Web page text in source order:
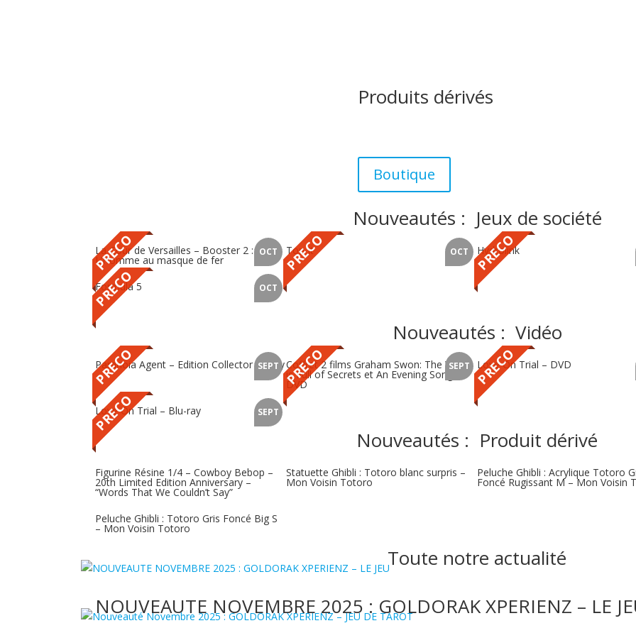
Produits dérivés
Boutique
Nouveautés : Jeux de société
La Cour de Versailles – Booster 2 :
L’Homme au masque de fer
PRECO OCT Top It
PRECO OCT Hydrolink
PRECO
Formula 5
PRECO OCT
Nouveautés : Vidéo
Paranoia Agent – Edition Collector Bluray
PRECO SEPT Coffret 2 films Graham Swon: The World
is Full of Secrets et An Evening Song –
DVD
PRECO SEPT Love On Trial – DVD
PRECO
Love On Trial – Blu-ray
PRECO SEPT
Nouveautés : Produit dérivé
Figurine Résine 1/4 – Cowboy Bebop –
20th Limited Edition Anniversary –
“Words That We Couldn’t Say”
Statuette Ghibli : Totoro blanc surpris –
Mon Voisin Totoro
Peluche Ghibli : Acrylique Totoro
Foncé Rugissant M – Mon Voisin
Peluche Ghibli : Totoro Gris Foncé Big S
– Mon Voisin Totoro
Toute notre actualité
NOUVEAUTE NOVEMBRE 2025 : GOLDORAK XPERIENZ – LE